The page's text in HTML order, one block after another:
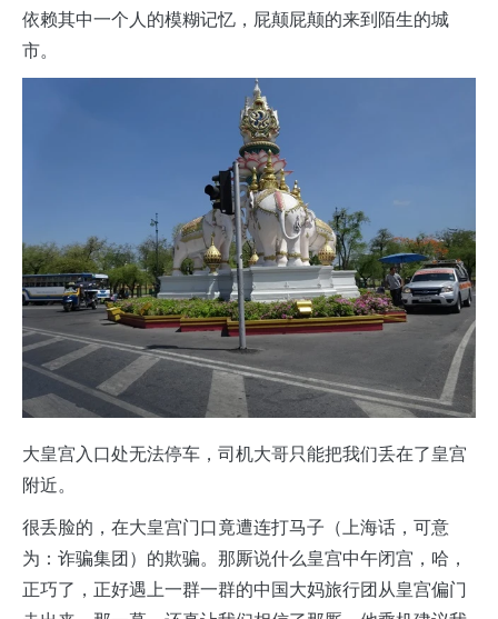
依赖其中一个人的模糊记忆，屁颠屁颠的来到陌生的城
市。
大皇宫入口处无法停车，司机大哥只能把我们丢在了皇宫
附近。
很丢脸的，在大皇宫门口竟遭连打马子（上海话，可意
为：诈骗集团）的欺骗。那厮说什么皇宫中午闭宫，哈，
正巧了，正好遇上一群一群的中国大妈旅行团从皇宫偏门